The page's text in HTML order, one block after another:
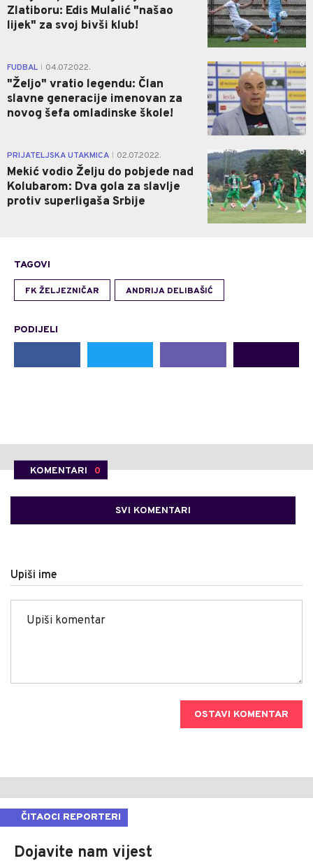
Zlatiboru: Edis Mulalić "našao
lijek" za svoj bivši klub!
FUDBAL 04.07.2022.
"Željo" vratio legendu: Član
slavne generacije imenovan za
novog šefa omladinske škole!
0
PRIJATELJSKA UTAKMICA 02.07.2022.
Mekić vodio Želju do pobjede nad
Kolubarom: Dva gola za slavlje
protiv superligaša Srbije
0
TAGOVI
FK ŽELJEZNIČAR ANDRIJA DELIBAŠIĆ
PODIJELI
KOMENTARI 0
SVI KOMENTARI
Upiši ime
OSTAVI KOMENTAR
ČITAOCI REPORTERI
Dojavite nam vijest